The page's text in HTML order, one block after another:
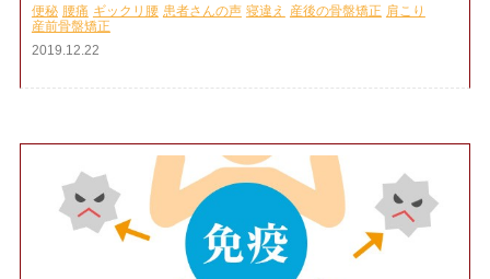
便秘 腰痛 ギックリ腰 患者さんの声 寝違え 産後の骨盤矯正 肩こり
産前骨盤矯正
2019.12.22